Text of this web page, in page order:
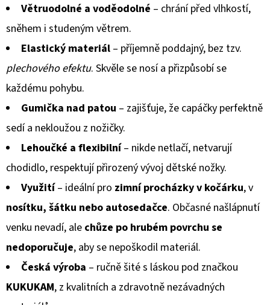
Větruodolné a voděodolné – chrání před vlhkostí,
sněhem i studeným větrem.
Elastický materiál – příjemně poddajný, bez tzv.
plechového efektu. Skvěle se nosí a přizpůsobí se
každému pohybu.
Gumička nad patou – zajišťuje, že capáčky perfektně
sedí a nekloužou z nožičky.
Lehoučké a flexibilní– nikde netlačí, netvarují
chodidlo, respektují přirozený vývoj dětské nožky.
Využití– ideální pro zimní procházky v kočárku, v
nosítku, šátku nebo autosedačce. Občasné našlápnutí
venku nevadí, ale chůze po hrubém povrchu se
nedoporučuje, aby se nepoškodil materiál.
Česká výroba – ručně šité s láskou pod značkou
KUKUKAM, z kvalitních a zdravotně nezávadných